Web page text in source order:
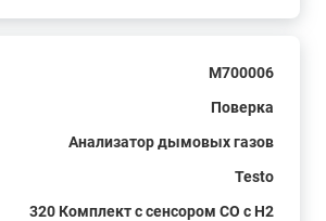
M700006
Поверка
Анализатор дымовых газов
Testo
320 Комплект с сенсором СО с H2